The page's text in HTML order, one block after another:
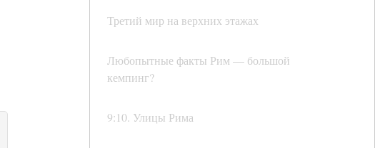
Третий мир на верхних этажах
Любопытные факты Рим — большой
кемпинг?
9:10. Улицы Рима